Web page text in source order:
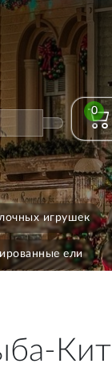
0
игрушек
ели
Кит